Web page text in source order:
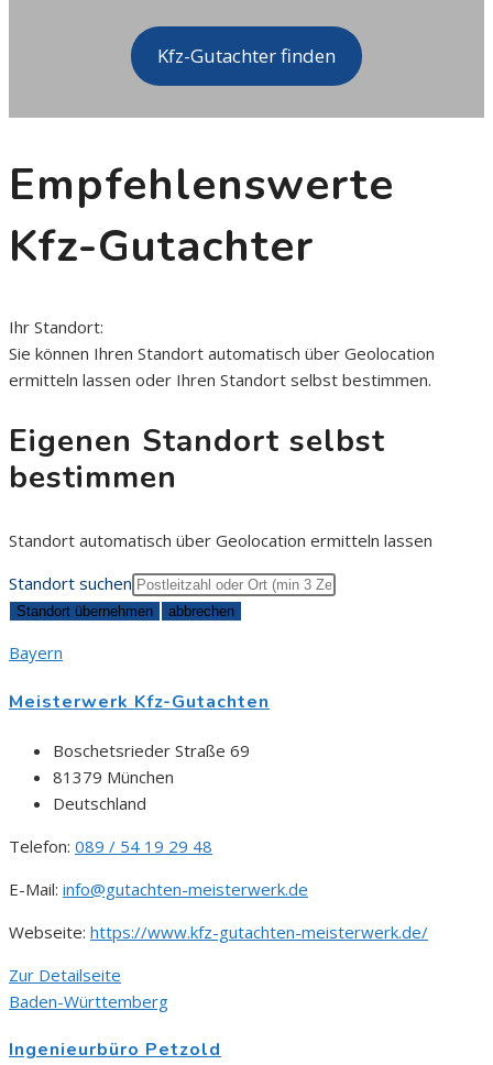
Kfz-Gutachter finden
Empfehlenswerte
Kfz-Gutachter
Ihr Standort:
Sie können Ihren Standort automatisch über Geolocation
ermitteln lassen oder Ihren Standort selbst bestimmen.
Eigenen Standort selbst
bestimmen
Standort automatisch über Geolocation ermitteln lassen
Standort suchen
Bayern
Meisterwerk Kfz-Gutachten
Boschetsrieder Straße 69
81379 München
Deutschland
Telefon: 089 / 54 19 29 48
E-Mail: info@gutachten-meisterwerk.de
Webseite: https://www.kfz-gutachten-meisterwerk.de/
Zur Detailseite
Baden-Württemberg
Ingenieurbüro Petzold